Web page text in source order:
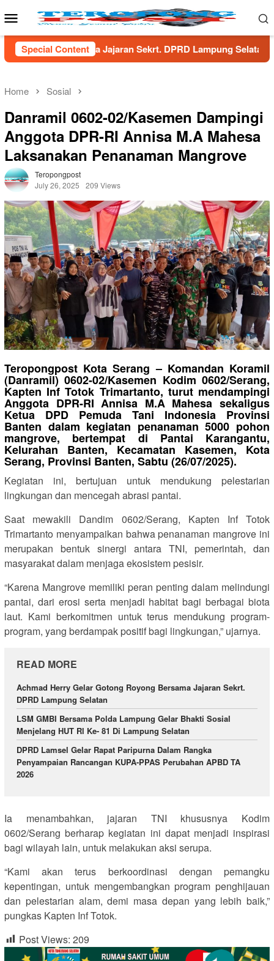
to
Mobile
Menu
Special Content
Sekrt. DPRD Lampung Selatan Menaker Yassierli
Home Sosial
Danramil 0602-02/Kasemen Dampingi
Anggota DPR-RI Annisa M.A Mahesa
Laksanakan Penanaman Mangrove
Teropongpost
July 26, 2025
209 Views
Teropongpost Kota Serang – Komandan Koramil
(Danramil) 0602-02/Kasemen Kodim 0602/Serang,
Kapten Inf Totok Trimartanto, turut mendampingi
Anggota DPR-RI Annisa M.A Mahesa sekaligus
Ketua DPD Pemuda Tani Indonesia Provinsi
Banten dalam kegiatan penanaman 5000 pohon
mangrove, bertempat di Pantai Karangantu,
Kelurahan Banten, Kecamatan Kasemen, Kota
Serang, Provinsi Banten, Sabtu (26/07/2025).
Kegiatan ini, bertujuan untuk mendukung pelestarian
lingkungan dan mencegah abrasi pantai.
Saat mewakili Dandim 0602/Serang, Kapten Inf Totok
Trimartanto menyampaikan bahwa penanaman mangrove ini
merupakan bentuk sinergi antara TNI, pemerintah, dan
masyarakat dalam menjaga ekosistem pesisir.
“Karena Mangrove memiliki peran penting dalam melindungi
pantai, dari erosi serta menjadi habitat bagi berbagai biota
laut. Kami berkomitmen untuk terus mendukung program-
program, yang berdampak positif bagi lingkungan,” ujarnya.
READ MORE
Achmad Herry Gelar Gotong Royong Bersama Jajaran Sekrt.
DPRD Lampung Selatan
LSM GMBI Bersama Polda Lampung Gelar Bhakti Sosial
Menjelang HUT Rl Ke- 81 Di Lampung Selatan
DPRD Lamsel Gelar Rapat Paripurna Dalam Rangka
Penyampaian Rancangan KUPA-PPAS Perubahan APBD TA
2026
Ia menambahkan, jajaran TNI khususnya Kodim
0602/Serang berharap kegiatan ini dapat menjadi inspirasi
bagi wilayah lain, untuk melakukan aksi serupa.
“Kami akan terus berkoordinasi dengan pemangku
kepentingan, untuk mengembangkan program penghijauan
dan pelestarian alam, demi masa depan yang lebih baik,”
pungkas Kapten Inf Totok.
Post Views: 209